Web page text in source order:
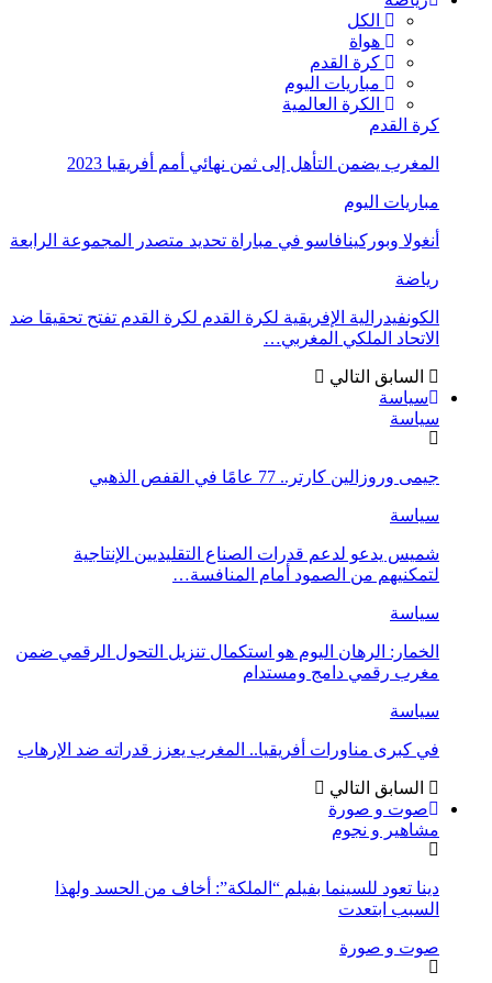
الكل
هواة
كرة القدم
مباريات اليوم
الكرة العالمية
كرة القدم
المغرب يضمن التأهل إلى ثمن نهائي أمم أفريقيا 2023
مباريات اليوم
أنغولا وبوركينافاسو في مباراة تحديد متصدر المجموعة الرابعة
رياضة
الكونفيدرالية الإفريقية لكرة القدم لكرة القدم تفتح تحقيقا ضد
الاتحاد الملكي المغربي…
السابق التالي
سياسة
سياسة
جيمى وروزالين كارتر.. 77 عامًا في القفص الذهبي
سياسة
شميس يدعو لدعم قدرات الصناع التقليديين الإنتاجية
لتمكنيهم من الصمود أمام المنافسة…
سياسة
الخمار: الرهان اليوم هو استكمال تنزيل التحول الرقمي ضمن
مغرب رقمي دامج ومستدام
سياسة
في كبرى مناورات أفريقيا.. المغرب يعزز قدراته ضد الإرهاب
السابق التالي
صوت و صورة
مشاهير و نجوم
دينا تعود للسينما بفيلم “الملكة”: أخاف من الحسد ولهذا
السبب ابتعدت
صوت و صورة